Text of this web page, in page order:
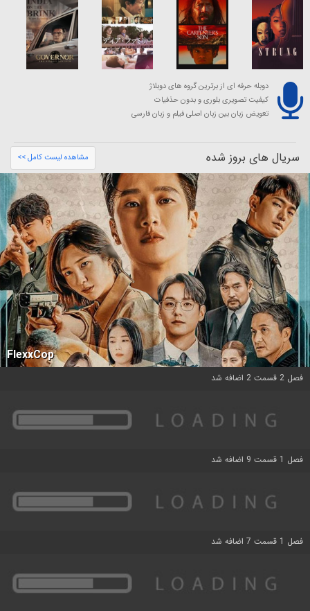
دوبله حرفه ای از برترین گروه های دوبلاژ
کیفیت تصویری بلوری و بدون حذفیات
تعویض زبان بین زبان اصلی فیلم و زبان فارسی
سریال های بروز شده مشاهده لیست کامل >>
FlexxCop
فصل 2 قسمت 2 اضافه شد
فصل 1 قسمت 9 اضافه شد
فصل 1 قسمت 7 اضافه شد